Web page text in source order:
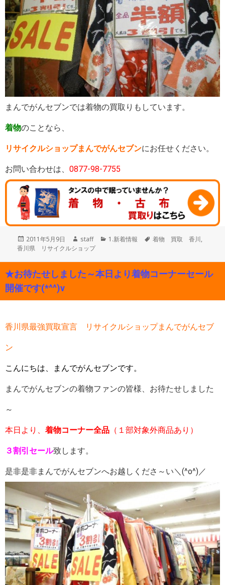
まんでがんセブンでは着物の買取りもしています。
着物のことなら、
リサイクルショップまんでがんセブンにお任せください。
お問い合わせは、 0877-98-7755
投
稿
2011年5月9日
作
成
staff
カ
ー
1.新着情報
タ
着物 買取 香川,
香川県 リサイクルショップ
★お待たせしました～本日より着物コーナーセール
開催です(*^^)v
香川県最強買取宣言 リサイクルショップまんでがんセブ
ン
こんにちは、まんでがんセブンです。
まんでがんセブンの着物ファンの皆様、お待たせしました
～
本日より、 着物コーナー全品 （１部対象外商品あり）
３割引セール致します。
是非是非まんでがんセブンへお越しくださ～い＼(^o^)／